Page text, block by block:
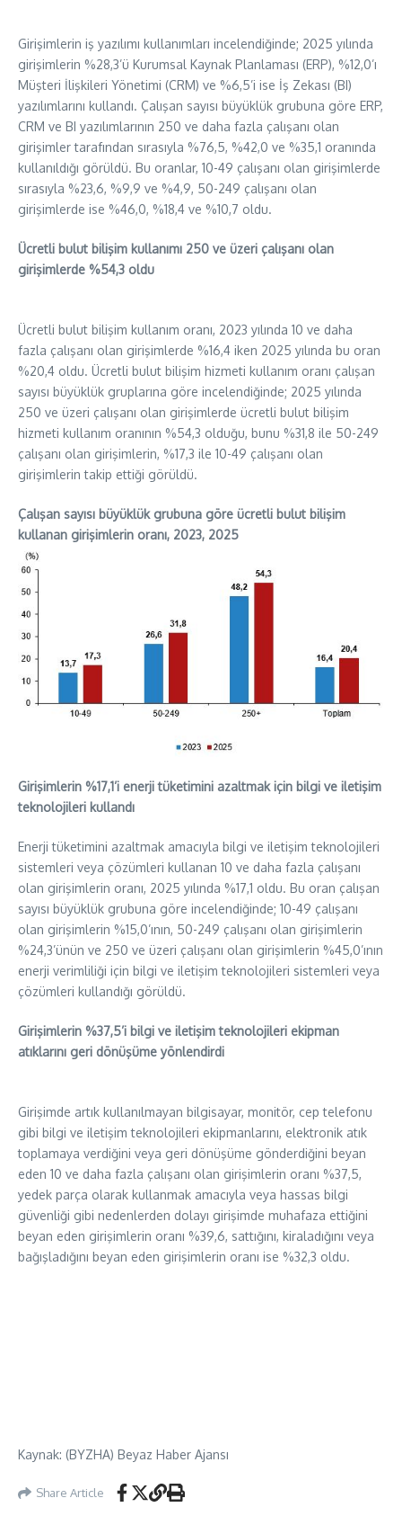
Girişimlerin iş yazılımı kullanımları incelendiğinde; 2025 yılında
girişimlerin %28,3’ü Kurumsal Kaynak Planlaması (ERP), %12,0’ı
Müşteri İlişkileri Yönetimi (CRM) ve %6,5’i ise İş Zekası (BI)
yazılımlarını kullandı. Çalışan sayısı büyüklük grubuna göre ERP,
CRM ve BI yazılımlarının 250 ve daha fazla çalışanı olan
girişimler tarafından sırasıyla %76,5, %42,0 ve %35,1 oranında
kullanıldığı görüldü. Bu oranlar, 10-49 çalışanı olan girişimlerde
sırasıyla %23,6, %9,9 ve %4,9, 50-249 çalışanı olan
girişimlerde ise %46,0, %18,4 ve %10,7 oldu.
Ücretli bulut bilişim kullanımı 250 ve üzeri çalışanı olan
girişimlerde %54,3 oldu
Ücretli bulut bilişim kullanım oranı, 2023 yılında 10 ve daha
fazla çalışanı olan girişimlerde %16,4 iken 2025 yılında bu oran
%20,4 oldu. Ücretli bulut bilişim hizmeti kullanım oranı çalışan
sayısı büyüklük gruplarına göre incelendiğinde; 2025 yılında
250 ve üzeri çalışanı olan girişimlerde ücretli bulut bilişim
hizmeti kullanım oranının %54,3 olduğu, bunu %31,8 ile 50-249
çalışanı olan girişimlerin, %17,3 ile 10-49 çalışanı olan
girişimlerin takip ettiği görüldü.
Çalışan sayısı büyüklük grubuna göre ücretli bulut bilişim
kullanan girişimlerin oranı, 2023, 2025
Girişimlerin %17,1’i enerji tüketimini azaltmak için bilgi ve iletişim
teknolojileri kullandı
Enerji tüketimini azaltmak amacıyla bilgi ve iletişim teknolojileri
sistemleri veya çözümleri kullanan 10 ve daha fazla çalışanı
olan girişimlerin oranı, 2025 yılında %17,1 oldu. Bu oran çalışan
sayısı büyüklük grubuna göre incelendiğinde; 10-49 çalışanı
olan girişimlerin %15,0’ının, 50-249 çalışanı olan girişimlerin
%24,3’ünün ve 250 ve üzeri çalışanı olan girişimlerin %45,0’ının
enerji verimliliği için bilgi ve iletişim teknolojileri sistemleri veya
çözümleri kullandığı görüldü.
Girişimlerin %37,5’i bilgi ve iletişim teknolojileri ekipman
atıklarını geri dönüşüme yönlendirdi
Girişimde artık kullanılmayan bilgisayar, monitör, cep telefonu
gibi bilgi ve iletişim teknolojileri ekipmanlarını, elektronik atık
toplamaya verdiğini veya geri dönüşüme gönderdiğini beyan
eden 10 ve daha fazla çalışanı olan girişimlerin oranı %37,5,
yedek parça olarak kullanmak amacıyla veya hassas bilgi
güvenliği gibi nedenlerden dolayı girişimde muhafaza ettiğini
beyan eden girişimlerin oranı %39,6, sattığını, kiraladığını veya
bağışladığını beyan eden girişimlerin oranı ise %32,3 oldu.
Kaynak: (BYZHA) Beyaz Haber Ajansı
Share Article